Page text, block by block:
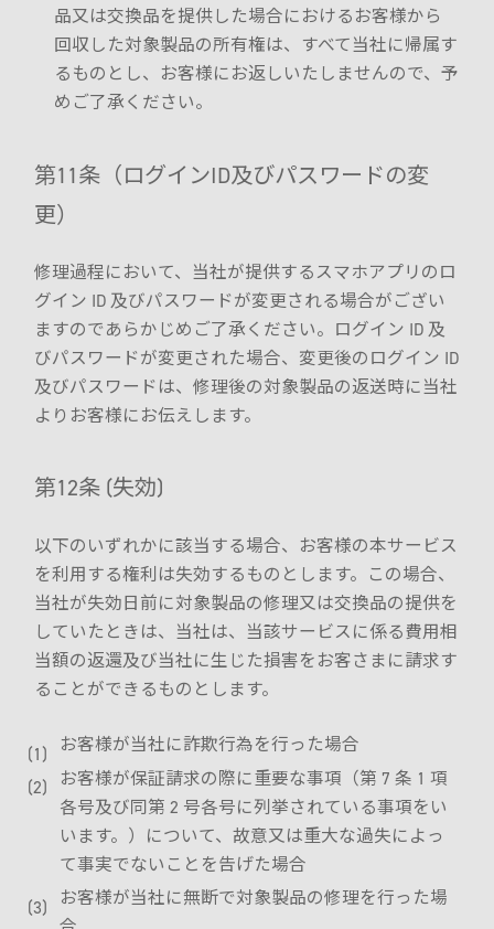
品又は交換品を提供した場合におけるお客様から
回収した対象製品の所有権は、すべて当社に帰属す
るものとし、お客様にお返しいたしませんので、予
めご了承ください。
第11条（ログインID及びパスワードの変
更）
修理過程において、当社が提供するスマホアプリのロ
グイン ID 及びパスワードが変更される場合がござい
ますのであらかじめご了承ください。ログイン ID 及
びパスワードが変更された場合、変更後のログイン ID
及びパスワードは、修理後の対象製品の返送時に当社
よりお客様にお伝えします。
第12条 (失効)
以下のいずれかに該当する場合、お客様の本サービス
を利用する権利は失効するものとします。この場合、
当社が失効日前に対象製品の修理又は交換品の提供を
していたときは、当社は、当該サービスに係る費用相
当額の返還及び当社に生じた損害をお客さまに請求す
ることができるものとします。
お客様が当社に詐欺行為を行った場合
お客様が保証請求の際に重要な事項（第 7 条 1 項
各号及び同第 2 号各号に列挙されている事項をい
います。）について、故意又は重大な過失によっ
て事実でないことを告げた場合
お客様が当社に無断で対象製品の修理を行った場